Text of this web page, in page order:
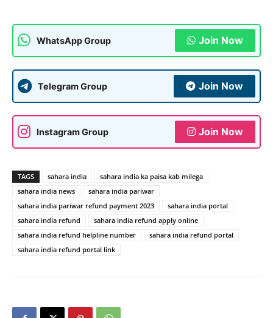
WhatsApp Group Join Now
Telegram Group Join Now
Instagram Group Join Now
TAGS sahara india
sahara india ka paisa kab milega
sahara india news
sahara india pariwar
sahara india pariwar refund payment 2023
sahara india portal
sahara india refund
sahara india refund apply online
sahara india refund helpline number
sahara india refund portal
sahara india refund portal link